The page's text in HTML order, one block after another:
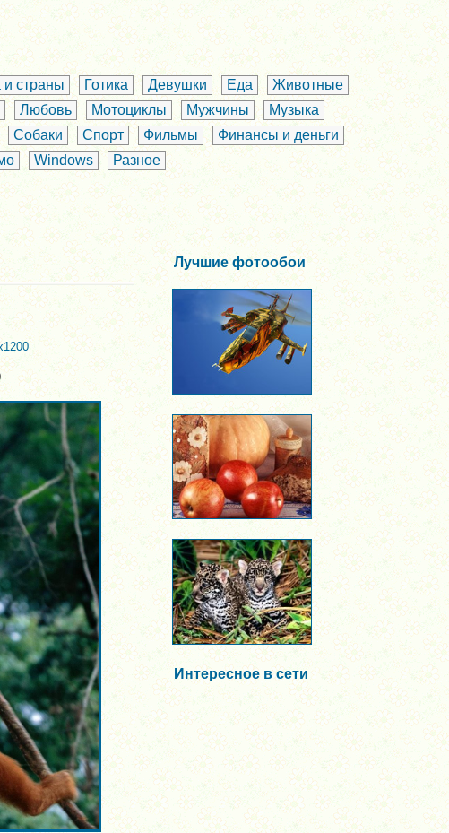
и страны Готика Девушки Еда
Животные
Любовь Мотоциклы Мужчины
Музыка
Собаки Спорт Фильмы
Финансы и деньги
Windows Разное
Лучшие фотообои
Интересное в сети